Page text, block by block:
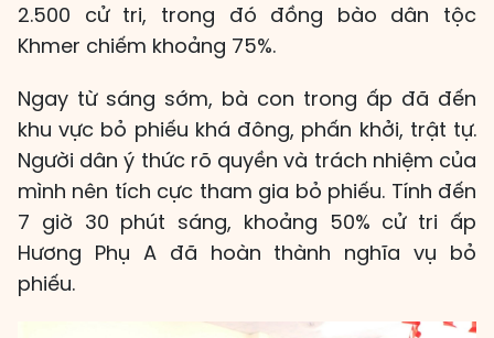
2.500 cử tri, trong đó đồng bào dân tộc
Khmer chiếm khoảng 75%.
Ngay từ sáng sớm, bà con trong ấp đã đến
khu vực bỏ phiếu khá đông, phấn khởi, trật tự.
Người dân ý thức rõ quyền và trách nhiệm của
mình nên tích cực tham gia bỏ phiếu. Tính đến
7 giờ 30 phút sáng, khoảng 50% cử tri ấp
Hương Phụ A đã hoàn thành nghĩa vụ bỏ
phiếu.